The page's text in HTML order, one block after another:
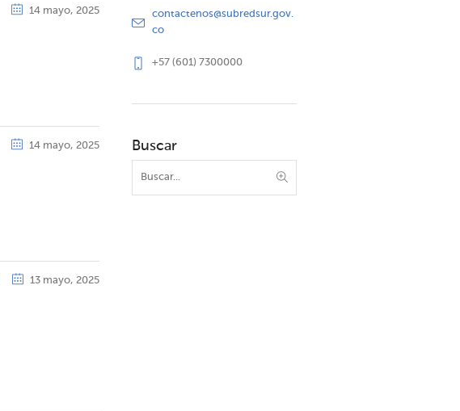
14 mayo, 2025
14 mayo, 2025
13 mayo, 2025
contactenos@subredsur.gov.
co
+57 (601) 7300000
Buscar